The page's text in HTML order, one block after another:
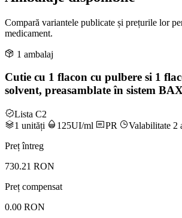
Compară variantele publicate și prețurile lor
medicament.
1 ambalaj
Cutie cu 1 flacon cu pulbere si 1
solvent, preasamblate în sistem
Lista C2
1 unități
125UI/ml PR Valabilitate 2
Preț întreg
730.21 RON
Preț compensat
0.00 RON